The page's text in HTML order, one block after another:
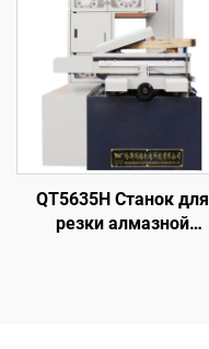
DK77120
QT5635H Станок для
резки алмазной